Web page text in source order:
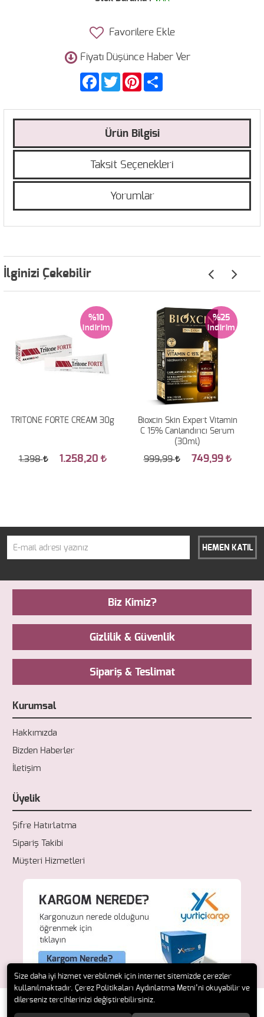
Favorilere Ekle
Fiyatı Düşünce Haber Ver
FacebookTwitter Pinterest
Ürün Bilgisi
Taksit Seçenekleri
Yorumlar
İlginizi Çekebilir
TRITONE FORTE CREAM 30g
%10
1.398 1.258,20
Bioxcin Skin Expert Vitamin
C 15% Canlandırıcı Serum
(30ml)
%25
999,99 749,99
HEMEN KATIL
Biz Kimiz?
Gizlilik & Güvenlik
Sipariş & Teslimat
Kurumsal
Hakkımızda
Bizden Haberler
İletişim
Üyelik
Şifre Hatırlatma
Sipariş Takibi
Müşteri Hizmetleri
Size daha iyi hizmet verebilmek için internet sitemizde çerezler
kullanılmaktadır. Çerez Politikaları Aydınlatma Metni’ni okuyabilir ve
dilerseniz tercihlerinizi değiştirebilirsiniz.